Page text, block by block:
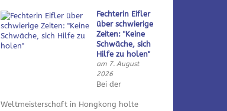
Fechterin Eifler
über schwierige
Zeiten: "Keine
Schwäche, sich
Hilfe zu holen"
am 7. August
2026
Bei der
Weltmeisterschaft in Hongkong holte